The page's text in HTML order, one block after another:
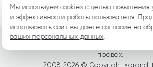
День Мужчин•
правах.
2008-2026 © Copyright «grand-
Мы используемcookiesс целью повышения
и эффективности работы пользователя.
использовать сайт вы даете согласие на
ваших персональных данных.